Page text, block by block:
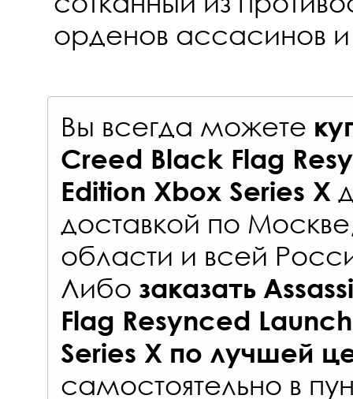
орденов ассасинов
Вы всегда можете
Creed Black Flag
Edition Xbox Series X
доставкой по
области и всей
Либо заказать
Flag Resynced
Series X по лучшей
самостоятельно в